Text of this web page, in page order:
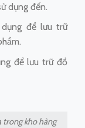
dụng đến.
để lưu trữ
để lưu trữ đồ
trong kho hàng